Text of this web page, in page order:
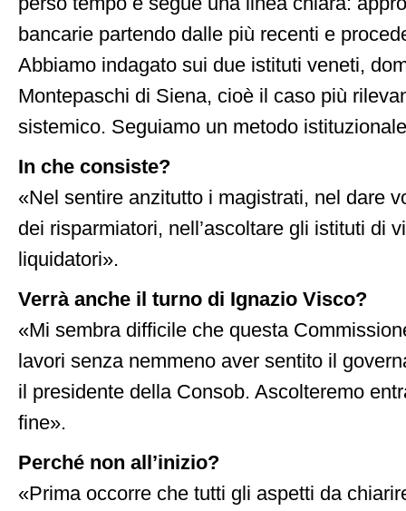
bancarie partendo dalle più recenti e
Abbiamo indagato sui due istituti veneti,
Montepaschi di Siena, cioè il caso più
sistemico. Seguiamo un metodo
In che consiste?
«Nel sentire anzitutto i magistrati, nel dare
dei risparmiatori, nell’ascoltare gli istituti di
liquidatori».
Verrà anche il turno di Ignazio Visco?
«Mi sembra difficile che questa
lavori senza nemmeno aver sentito il
il presidente della Consob. Ascolteremo
fine».
Perché non all’inizio?
«Prima occorre che tutti gli aspetti da